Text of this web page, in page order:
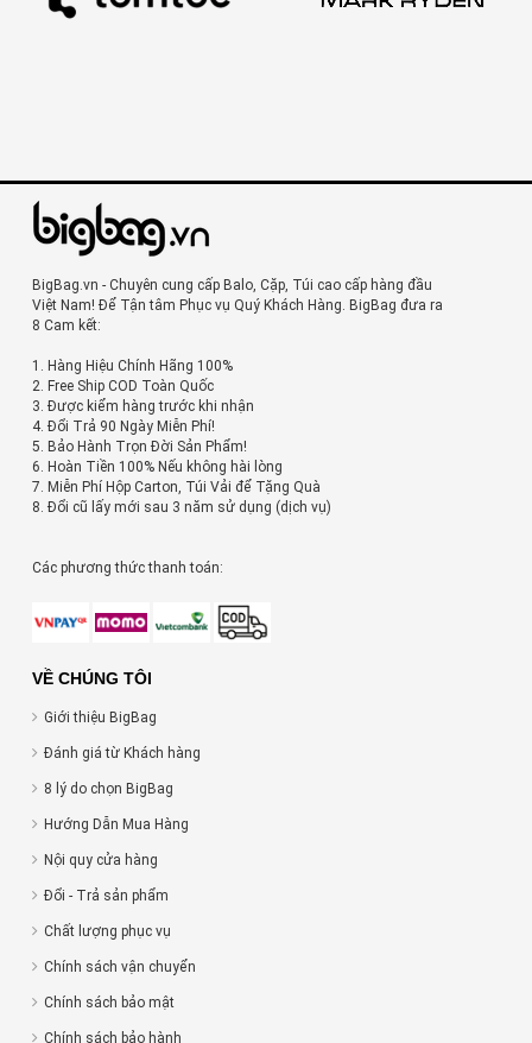
BigBag.vn - Chuyên cung cấp Balo, Cặp, Túi cao cấp hàng đầu
Việt Nam! Để Tận tâm Phục vụ Quý Khách Hàng. BigBag đưa ra
8 Cam kết:
1. Hàng Hiệu Chính Hãng 100%
2. Free Ship COD Toàn Quốc
3. Được kiểm hàng trước khi nhận
4. Đổi Trả 90 Ngày Miễn Phí!
5. Bảo Hành Trọn Đời Sản Phẩm!
6. Hoàn Tiền 100% Nếu không hài lòng
7. Miễn Phí Hộp Carton, Túi Vải để Tặng Quà
8. Đổi cũ lấy mới sau 3 năm sử dụng (dịch vụ)
Các phương thức thanh toán:
VỀ CHÚNG TÔI
Giới thiệu BigBag
Đánh giá từ Khách hàng
8 lý do chọn BigBag
Hướng Dẫn Mua Hàng
Nội quy cửa hàng
Đổi - Trả sản phẩm
Chất lượng phục vụ
Chính sách vận chuyển
Chính sách bảo mật
Chính sách bảo hành